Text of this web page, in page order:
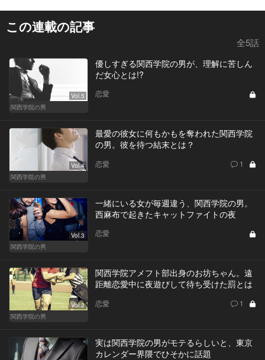
この連載の記事
全5話
Vol.5
関西学院の男
優しすぎる関西学院の男が、理解に苦しん
だ女心とは!?
恋愛
Vol.4
関西学院の男
最愛の彼女に何もかもを奪われた関西学院
の男。彼を待つ結末とは？
恋愛 1
Vol.3
関西学院の男
一緒にいる女が毎週違う、関西学院の男。
西麻布で起きたキャットファイトの夜
恋愛
Vol.2
関西学院の男
関西学院アメフト部出身のお坊ちゃん。遠
距離恋愛中に夜遊びして待ち受けた罰とは
恋愛 1
実は関西学院の男がモテるらしいと、東京
カレンダー界隈でひそかに話題